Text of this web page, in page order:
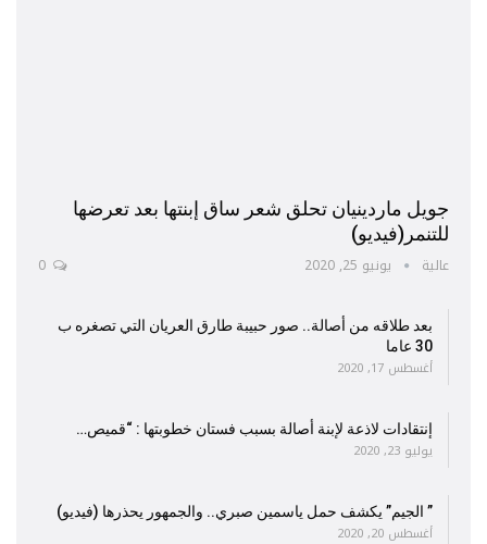
جويل ماردينيان تحلق شعر ساق إبنتها بعد تعرضها
للتنمر(فيديو)
عالية يونيو 25, 2020
بعد طلاقه من أصالة.. صور حبيبة طارق العريان التي تصغره ب
30 عاما
أغسطس 17, 2020
إنتقادات لاذعة لإبنة أصالة بسبب فستان خطوبتها : “قميص…
يوليو 23, 2020
” الجيم” يكشف حمل ياسمين صبري.. والجمهور يحذرها (فيديو)
أغسطس 20, 2020